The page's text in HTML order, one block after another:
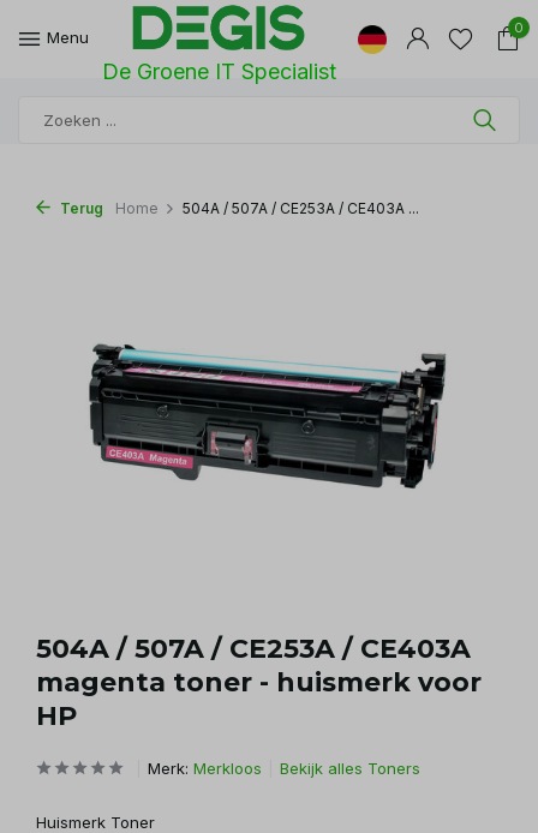
Menu
De Groene IT Specialist
0
Terug Home 504A / 507A / CE253A / CE403A ...
504A / 507A / CE253A / CE403A
magenta toner - huismerk voor
HP
Merk: Merkloos Bekijk alles Toners
Huismerk Toner